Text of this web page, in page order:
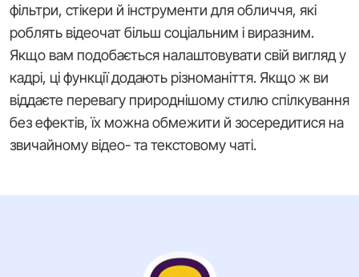
фільтри, стікери й інструменти для обличчя, які
роблять відеочат більш соціальним і виразним.
Якщо вам подобається налаштовувати свій вигляд у
кадрі, ці функції додають різноманіття. Якщо ж ви
віддаєте перевагу природнішому стилю спілкування
без ефектів, їх можна обмежити й зосередитися на
звичайному відео- та текстовому чаті.